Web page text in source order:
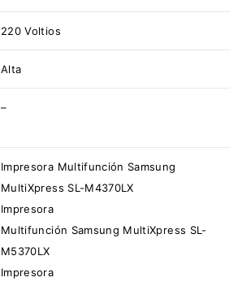
220 Voltios
Alta
–
Impresora Multifunción Samsung
MultiXpress SL-M4370LX
Impresora
Multifunción Samsung MultiXpress SL-
M5370LX
Impresora